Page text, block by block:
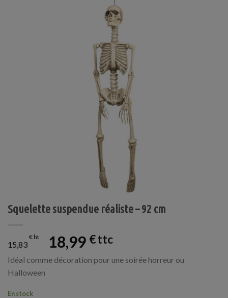
Squelette suspendue réaliste – 92 cm
15,83
€ 18,99 €
Idéal comme décoration pour une soirée horreur ou
Halloween
En stock